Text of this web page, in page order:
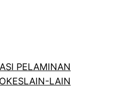
PELAMINAN
LAIN-LAIN